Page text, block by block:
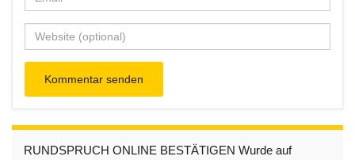
RUNDSPRUCH ONLINE BESTÄTIGEN Wurde auf